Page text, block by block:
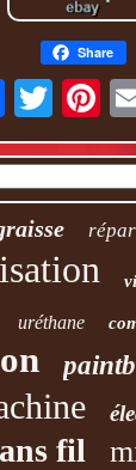
Share
uréthane
fil